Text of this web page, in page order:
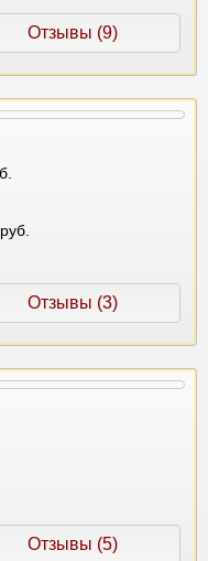
Отзывы (9)
Отзывы (3)
Отзывы (5)